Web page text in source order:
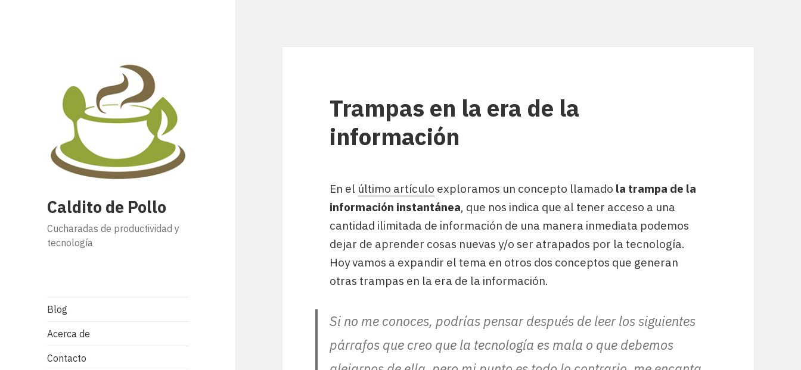
Caldito de Pollo
Cucharadas de productividad y
tecnología
Blog
Acerca de
Contacto
Trampas en la era de la
información
En el último artículo exploramos un concepto llamado la trampa de la
información instantánea, que nos indica que al tener acceso a una
cantidad ilimitada de información de una manera inmediata podemos
dejar de aprender cosas nuevas y/o ser atrapados por la tecnología.
Hoy vamos a expandir el tema en otros dos conceptos que generan
otras trampas en la era de la información.
Si no me conoces, podrías pensar después de leer los siguientes
párrafos que creo que la tecnología es mala o que debemos